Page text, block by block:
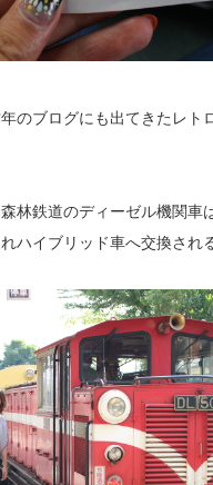
のブログにも出てきたレト
林鉄道のディーゼル機関車
ハイブリッド車へ交換され